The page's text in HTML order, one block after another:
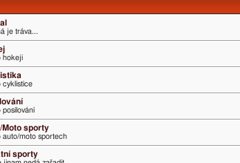
je tráva...
hokeji
cyklistice
posilování
Moto sporty
auto/moto sportech
sporty